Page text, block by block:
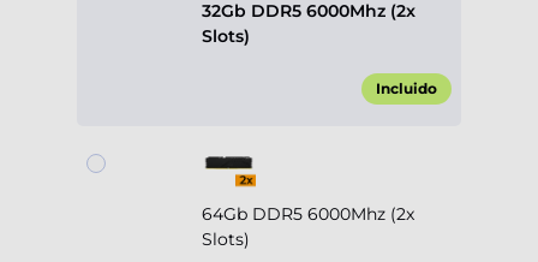
32Gb DDR5 6000Mhz (2x
Slots)
Incluido
64Gb DDR5 6000Mhz (2x
Slots)